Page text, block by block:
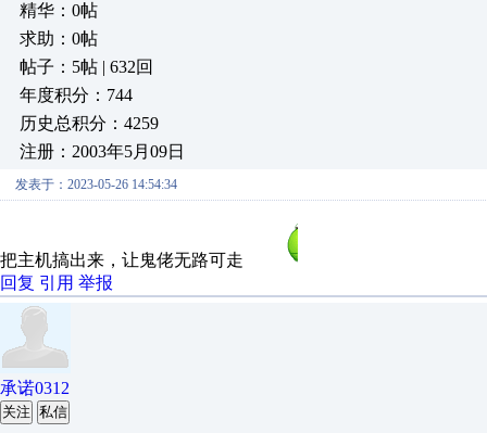
精华：0帖
求助：0帖
帖子：5帖 | 632回
年度积分：744
历史总积分：4259
注册：2003年5月09日
发表于：2023-05-26 14:54:34
把主机搞出来，让鬼佬无路可走
回复 引用 举报
承诺0312
关注 私信